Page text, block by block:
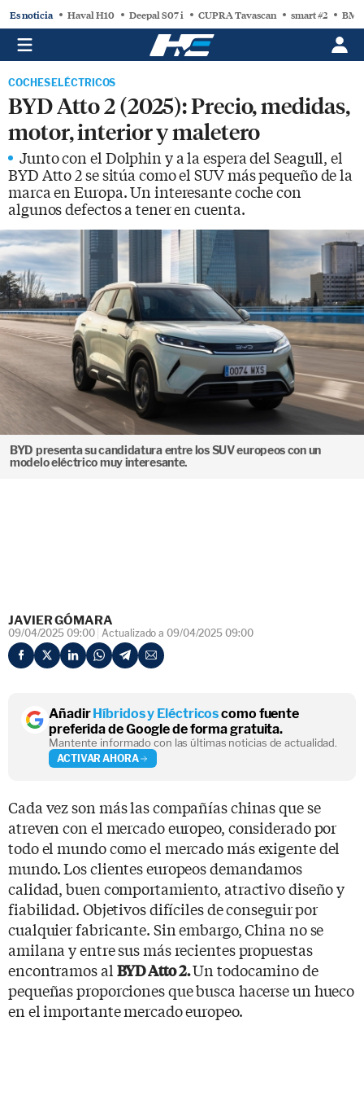
Es noticia Haval H10 Deepal S07 i CUPRA Tavascan smart #2
COCHES ELÉCTRICOS
BYD Atto 2 (2025): Precio, medidas,
motor, interior y maletero
Junto con el Dolphin y a la espera del Seagull, el
BYD Atto 2 se sitúa como el SUV más pequeño de la
marca en Europa. Un interesante coche con
algunos defectos a tener en cuenta.
BYD presenta su candidatura entre los SUV europeos con un
modelo eléctrico muy interesante.
JAVIER GÓMARA
09/04/2025 09:00 Actualizado a 09/04/2025 09:00
AñadirHíbridos y Eléctricoscomo fuente
preferida de Google de forma gratuita.
Mantente informado con las últimas noticias de actualidad.
ACTIVAR AHORA
Cada vez son más las compañías chinas que se
atreven con el mercado europeo, considerado por
todo el mundo como el mercado más exigente del
mundo. Los clientes europeos demandamos
calidad, buen comportamiento, atractivo diseño y
fiabilidad. Objetivos difíciles de conseguir por
cualquier fabricante. Sin embargo, China no se
amilana y entre sus más recientes propuestas
encontramos al BYD Atto 2.Un todocamino de
pequeñas proporciones que busca hacerse un hueco
en el importante mercado europeo.